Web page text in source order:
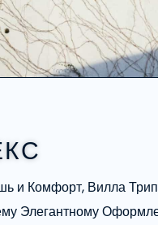
и Комфорт, Вилла
Элегантному